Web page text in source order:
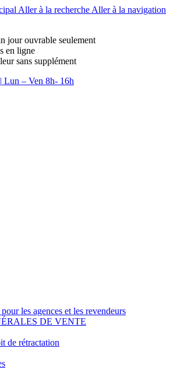
Aller à la recherche Aller à la navigation
jour ouvrable seulement
en ligne
sans supplément
| Lun – Ven 8h- 16h
les agences et les revendeurs
DE VENTE
de rétractation